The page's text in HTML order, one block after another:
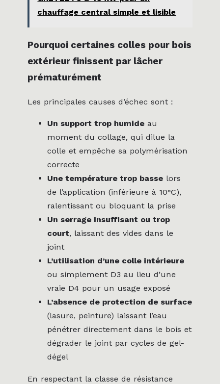
chauffage central simple et lisible
Pourquoi certaines colles pour bois
extérieur finissent par lâcher
prématurément
Les principales causes d’échec sont :
Un support trop humide au
moment du collage, qui dilue la
colle et empêche sa polymérisation
correcte
Une température trop basse lors
de l’application (inférieure à 10°C),
ralentissant ou bloquant la prise
Un serrage insuffisant ou trop
court, laissant des vides dans le
joint
L’utilisation d’une colle intérieure
ou simplement D3 au lieu d’une
vraie D4 pour un usage exposé
L’absence de protection de surface
(lasure, peinture) laissant l’eau
pénétrer directement dans le bois et
dégrader le joint par cycles de gel-
dégel
En respectant la classe de résistance